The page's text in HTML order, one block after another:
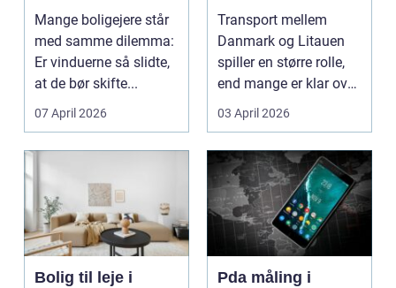
af dine gamle
vinduer
Mange boligejere står
med samme dilemma:
Er vinduerne så slidte,
at de bør skifte...
07 April 2026
til baltikum
Transport mellem
Danmark og Litauen
spiller en større rolle,
end mange er klar over.
Litauen er et n...
03 April 2026
Bolig til leje i
Pda måling i